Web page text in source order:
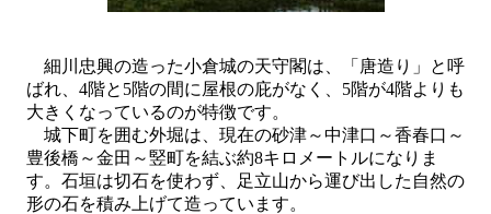
細川忠興の造った小倉城の天守閣は、「唐造り」と呼
ばれ、4階と5階の間に屋根の庇がなく、5階が4階よりも
大きくなっているのが特徴です。
城下町を囲む外堀は、現在の砂津～中津口～香春口～
豊後橋～金田～竪町を結ぶ約8キロメートルになりま
す。石垣は切石を使わず、足立山から運び出した自然の
形の石を積み上げて造っています。